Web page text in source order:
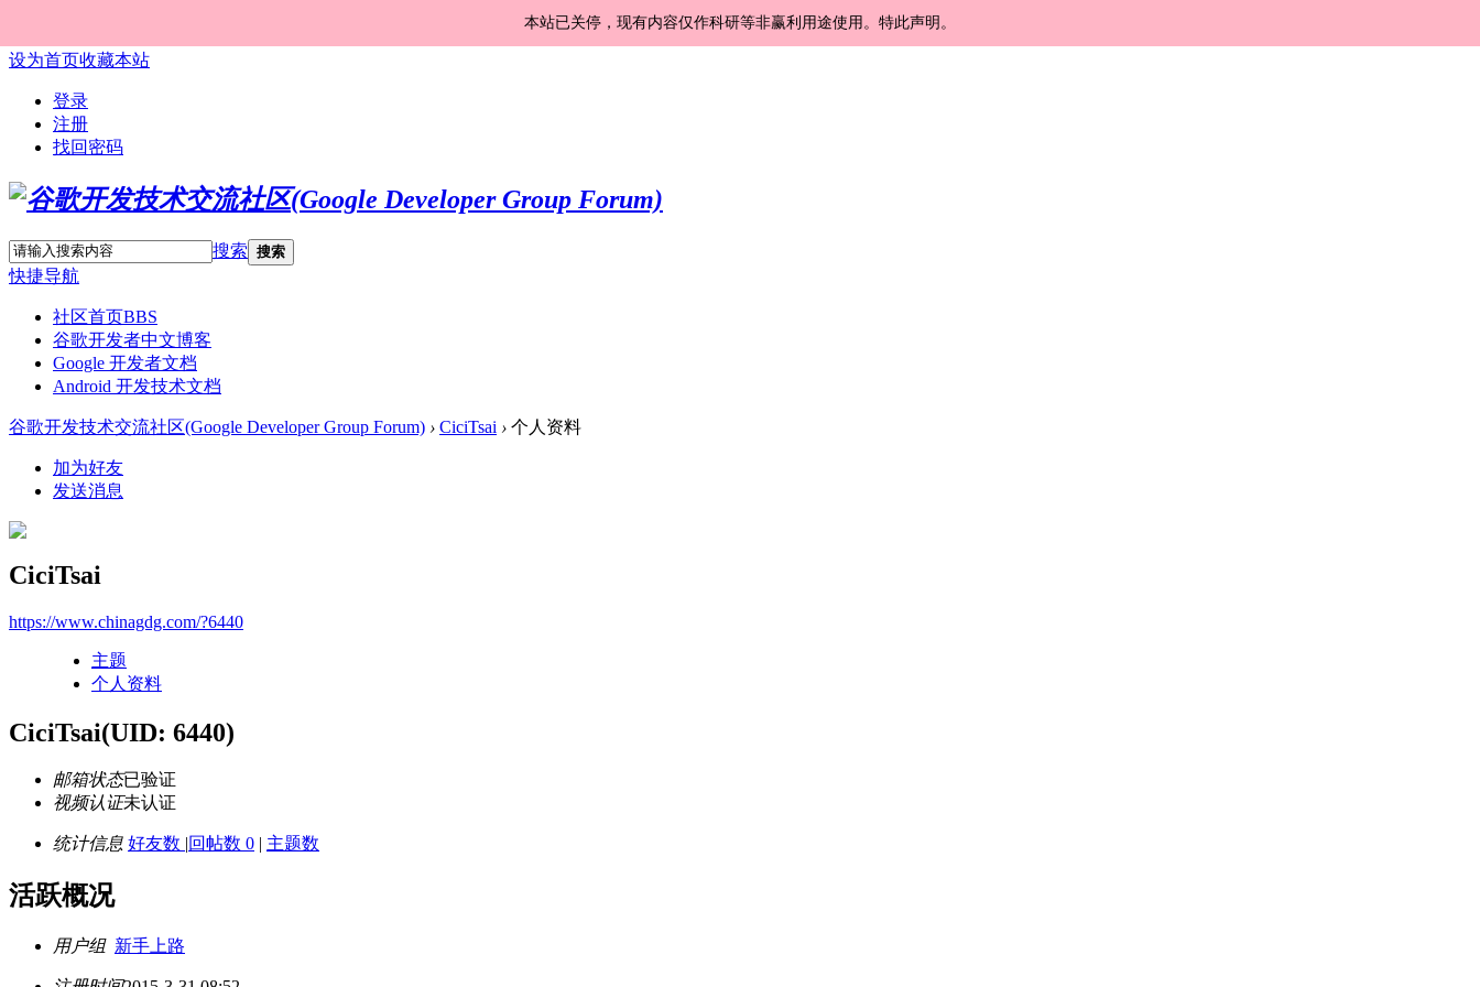
本站已关停，现有内容仅作科研等非赢利用途使用。特此声明。
设为首页收藏本站
登录
注册
找回密码
搜索 搜索
快捷导航
社区首页BBS
谷歌开发者中文博客
Google 开发者文档
Android 开发技术文档
谷歌开发技术交流社区(Google Developer Group Forum) › CiciTsai › 个人资料
加为好友
发送消息
CiciTsai
https://www.chinagdg.com/?6440
主题
个人资料
CiciTsai(UID: 6440)
邮箱状态已验证
视频认证未认证
统计信息 好友数 |回帖数 0 | 主题数
活跃概况
用户组 新手上路